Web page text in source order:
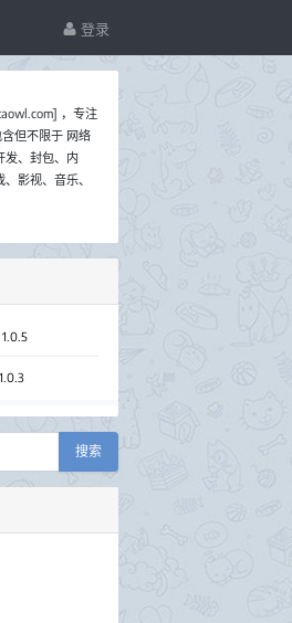
登录
，专注
但不限于 网络
发、封包、内
影视、音乐、
搜索